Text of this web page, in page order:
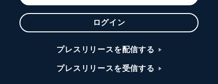
ログイン
プレスリリースを配信する
プレスリリースを受信する